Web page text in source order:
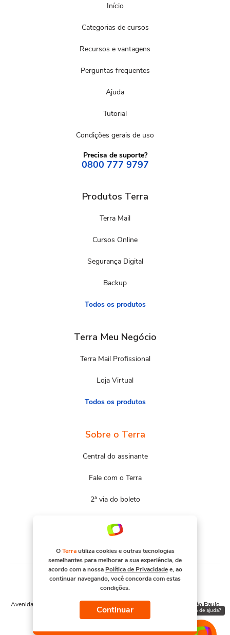
Início
Categorias de cursos
Recursos e vantagens
Perguntas frequentes
Ajuda
Tutorial
Condições gerais de uso
Precisa de suporte?
0800 777 9797
Produtos Terra
Terra Mail
Cursos Online
Segurança Digital
Backup
Todos os produtos
Terra Meu Negócio
Terra Mail Profissional
Loja Virtual
Todos os produtos
Sobre o Terra
Central do assinante
Fale com o Terra
2ª via do boleto
Avenida Engenheiro Luís Carlos Berrini, 1376 - Cidade Monções - São Paulo
– SP. CNPJ 91.088.328/0001-67
OTerrautiliza cookies e outras tecnologias
semelhantes para melhorar a sua experiência, de
acordo com a nossa Política de Privacidadee, ao
continuar navegando, você concorda com estas
condições.
Continuar Precisa de ajuda?